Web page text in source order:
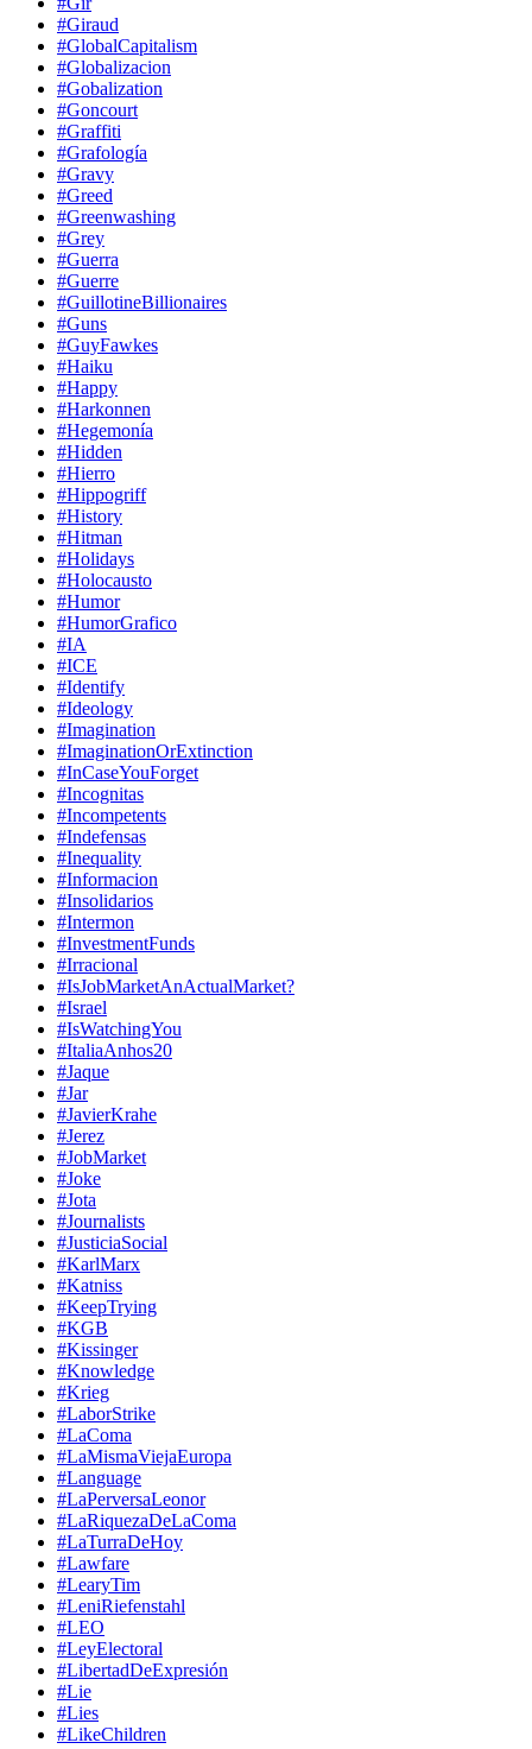
#Giraud
#GlobalCapitalism
#Globalizacion
#Gobalization
#Goncourt
#Graffiti
#Grafología
#Gravy
#Greed
#Greenwashing
#Grey
#Guerra
#Guerre
#GuillotineBillionaires
#Guns
#GuyFawkes
#Haiku
#Happy
#Harkonnen
#Hegemonía
#Hidden
#Hierro
#Hippogriff
#History
#Hitman
#Holidays
#Holocausto
#Humor
#HumorGrafico
#IA
#ICE
#Identify
#Ideology
#Imagination
#ImaginationOrExtinction
#InCaseYouForget
#Incognitas
#Incompetents
#Indefensas
#Inequality
#Informacion
#Insolidarios
#Intermon
#InvestmentFunds
#Irracional
#IsJobMarketAnActualMarket?
#Israel
#IsWatchingYou
#ItaliaAnhos20
#Jaque
#Jar
#JavierKrahe
#Jerez
#JobMarket
#Joke
#Jota
#Journalists
#JusticiaSocial
#KarlMarx
#Katniss
#KeepTrying
#KGB
#Kissinger
#Knowledge
#Krieg
#LaborStrike
#LaComa
#LaMismaViejaEuropa
#Language
#LaPerversaLeonor
#LaRiquezaDeLaComa
#LaTurraDeHoy
#Lawfare
#LearyTim
#LeniRiefenstahl
#LEO
#LeyElectoral
#LibertadDeExpresión
#Lie
#Lies
#LikeChildren